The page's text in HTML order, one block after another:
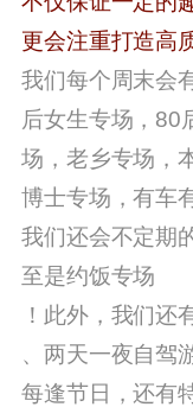
更会注重打造高
我们每个周末会
后女生专场，80
场，老乡专场，
博士专场，有车
我们还会不定期
至是约饭专场
！ 此外，我们还
、两天一夜自驾
每逢节日，还有